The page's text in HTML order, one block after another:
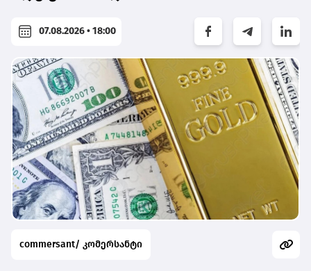
07.08.2026 • 18:00
commersant/ კომერსანტი